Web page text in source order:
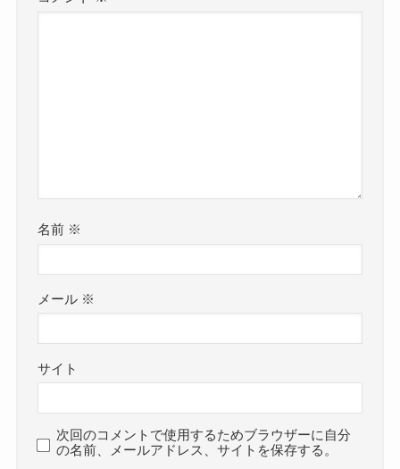
名前 ※
メール ※
サイト
次回のコメントで使用するためブラウザーに自分
の名前、メールアドレス、サイトを保存する。